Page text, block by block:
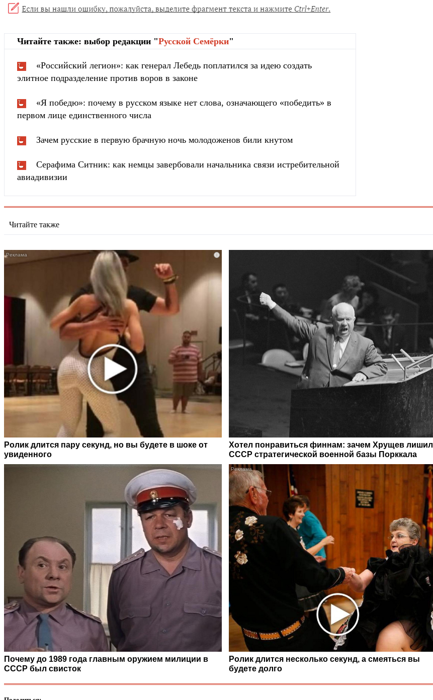
Читайте также: выбор редакции "Русской Cемёрки"
«Российский легион»: как генерал Лебедь поплатился за идею создать
элитное подразделение против воров в законе
«Я победю»: почему в русском языке нет слова, означающего «победить» в
первом лице единственного числа
Зачем русские в первую брачную ночь молодоженов били кнутом
Серафима Ситник: как немцы завербовали начальника связи истребительной
авиадивизии
Читайте также
i
Ролик длится пару секунд, но вы будете в шоке от
увиденного
Хотел понравиться финнам: зачем Хрущев лишил
СССР стратегической военной базы Порккала
Почему до 1989 года главным оружием милиции в
СССР был свисток
Ролик длится несколько секунд, а смеяться вы
будете долго